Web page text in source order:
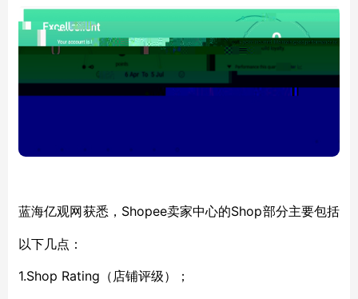
蓝海亿观网获悉， Shopee卖家中心的Shop部分主要包括
以下几点：
1.Shop Rating（店铺评级）；